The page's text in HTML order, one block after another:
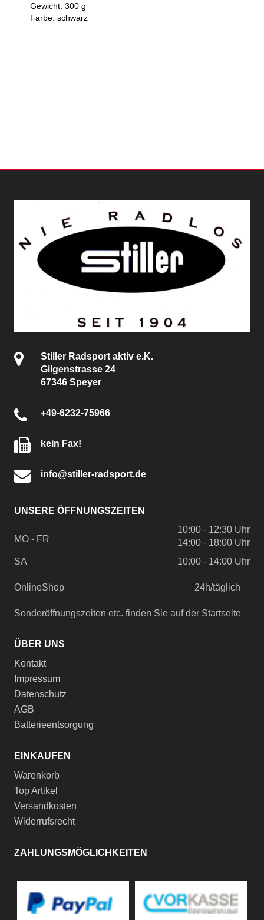
Gewicht: 300 g
Farbe: schwarz
Stiller Radsport aktiv e.K.
Gilgenstrasse 24
67346 Speyer
+49-6232-75966
kein Fax!
info@stiller-radsport.de
UNSERE ÖFFNUNGSZEITEN
MO - FR
10:00 - 12:30 Uhr
14:00 - 18:00 Uhr
SA
10:00 - 14:00 Uhr
OnlineShop 24h/täglich
Sonderöffnungszeiten etc. finden Sie auf der Startseite
ÜBER UNS
Kontakt
Impressum
Datenschutz
AGB
Batterieentsorgung
EINKAUFEN
Warenkorb
Top Artikel
Versandkosten
Widerrufsrecht
ZAHLUNGSMÖGLICHKEITEN